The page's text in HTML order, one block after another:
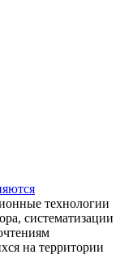
технологии
систематизации
на территории